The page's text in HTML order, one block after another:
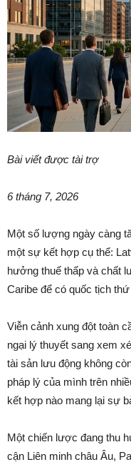
Bài viết được tài trợ
6 tháng 7, 2026
Một số lượng ngày càng
một sự kết hợp cụ thể:
hưởng thuế thấp và chất
Caribe để có quốc tịch
Viễn cảnh xung đột toàn
ngại lý thuyết sang xem
tài sản lưu động không
pháp lý của mình trên
kết hợp nào mang lại sự
Một chiến lược đang thu
cận Liên minh châu Âu,